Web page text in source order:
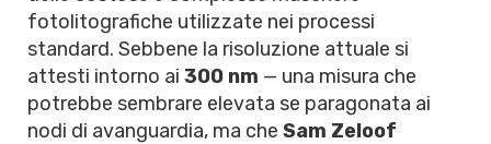
fotolitografiche utilizzate nei processi
standard. Sebbene la risoluzione attuale si
attesti intorno ai 300 nm — una misura che
potrebbe sembrare elevata se paragonata ai
nodi di avanguardia, ma che Sam Zeloof